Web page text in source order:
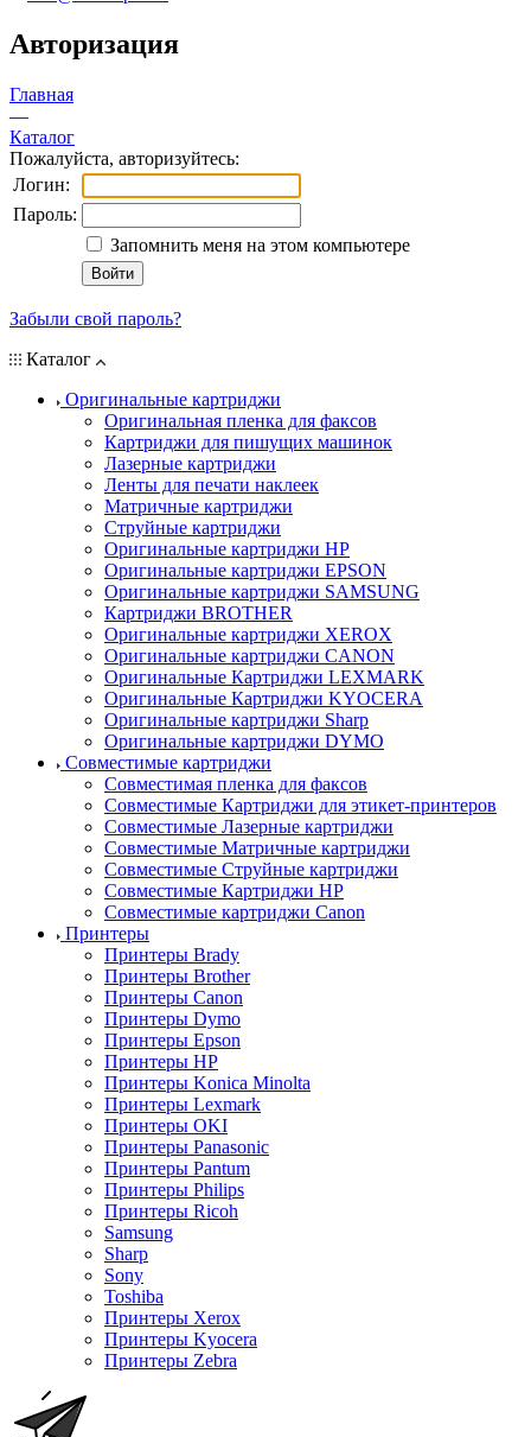
Авторизация
Главная
—
Каталог
Пожалуйста, авторизуйтесь:
Логин:
Пароль:
Запомнить меня на этом компьютере
Забыли свой пароль?
Каталог
Оригинальные картриджи
Оригинальная пленка для факсов
Картриджи для пишущих машинок
Лазерные картриджи
Ленты для печати наклеек
Матричные картриджи
Струйные картриджи
Оригинальные картриджи HP
Оригинальные картриджи EPSON
Оригинальные картриджи SAMSUNG
Картриджи BROTHER
Оригинальные картриджи XEROX
Оригинальные картриджи CANON
Оригинальные Картриджи LEXMARK
Оригинальные Картриджи KYOCERA
Оригинальные картриджи Sharp
Оригинальные картриджи DYMO
Совместимые картриджи
Совместимая пленка для факсов
Совместимые Картриджи для этикет-принтеров
Совместимые Лазерные картриджи
Совместимые Матричные картриджи
Совместимые Струйные картриджи
Совместимые Картриджи HP
Совместимые картриджи Canon
Принтеры
Принтеры Brady
Принтеры Brother
Принтеры Canon
Принтеры Dymo
Принтеры Epson
Принтеры HP
Принтеры Konica Minolta
Принтеры Lexmark
Принтеры OKI
Принтеры Panasonic
Принтеры Pantum
Принтеры Philips
Принтеры Ricoh
Samsung
Sharp
Sony
Toshiba
Принтеры Xerox
Принтеры Kyocera
Принтеры Zebra